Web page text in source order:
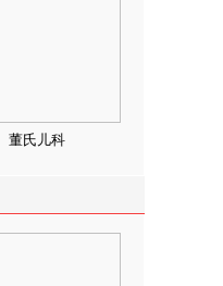
董氏儿科